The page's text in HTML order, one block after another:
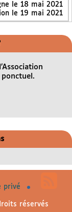
le 18 mai 2021
le 19 mai 2021
privé
réservés